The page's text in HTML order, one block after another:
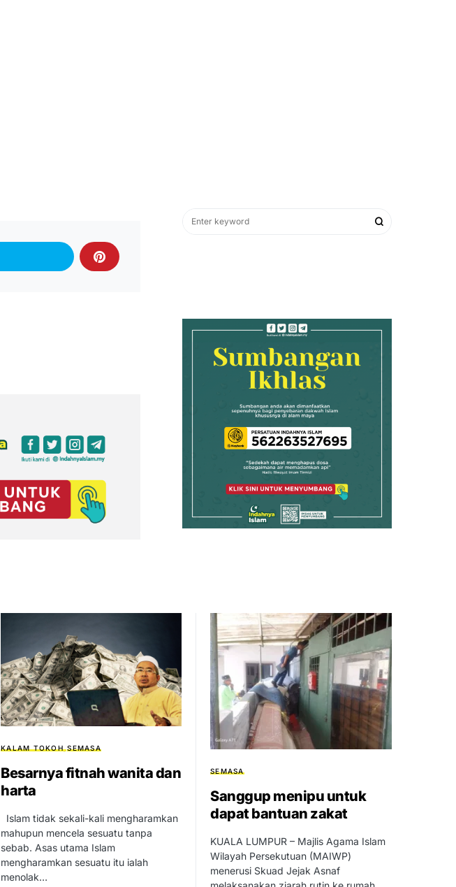
KALAM TOKOH SEMASA
Besarnya fitnah wanita dan
harta
Islam tidak sekali-kali mengharamkan
mahupun mencela sesuatu tanpa
sebab. Asas utama Islam
mengharamkan sesuatu itu ialah
menolak…
SEMASA
Sanggup menipu untuk
dapat bantuan zakat
KUALA LUMPUR – Majlis Agama Islam
Wilayah Persekutuan (MAIWP)
menerusi Skuad Jejak Asnaf